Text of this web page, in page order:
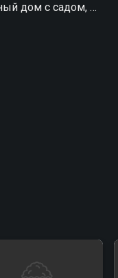
дом с садом, в
и играют, как